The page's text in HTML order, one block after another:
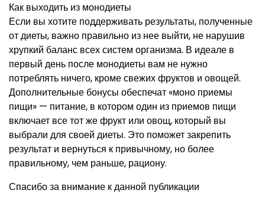
Как выходить из монодиеты
Если вы хотите поддерживать результаты, полученные
от диеты, важно правильно из нее выйти, не нарушив
хрупкий баланс всех систем организма. В идеале в
первый день после монодиеты вам не нужно
потреблять ничего, кроме свежих фруктов и овощей.
Дополнительные бонусы обеспечат «моно приемы
пищи» — питание, в котором один из приемов пищи
включает все тот же фрукт или овощ, который вы
выбрали для своей диеты. Это поможет закрепить
результат и вернуться к привычному, но более
правильному, чем раньше, рациону.
Спасибо за внимание к данной публикации